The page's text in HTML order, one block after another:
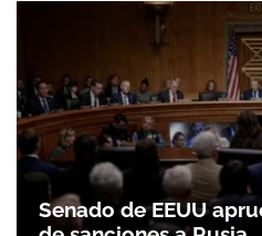
Senado de EEUU